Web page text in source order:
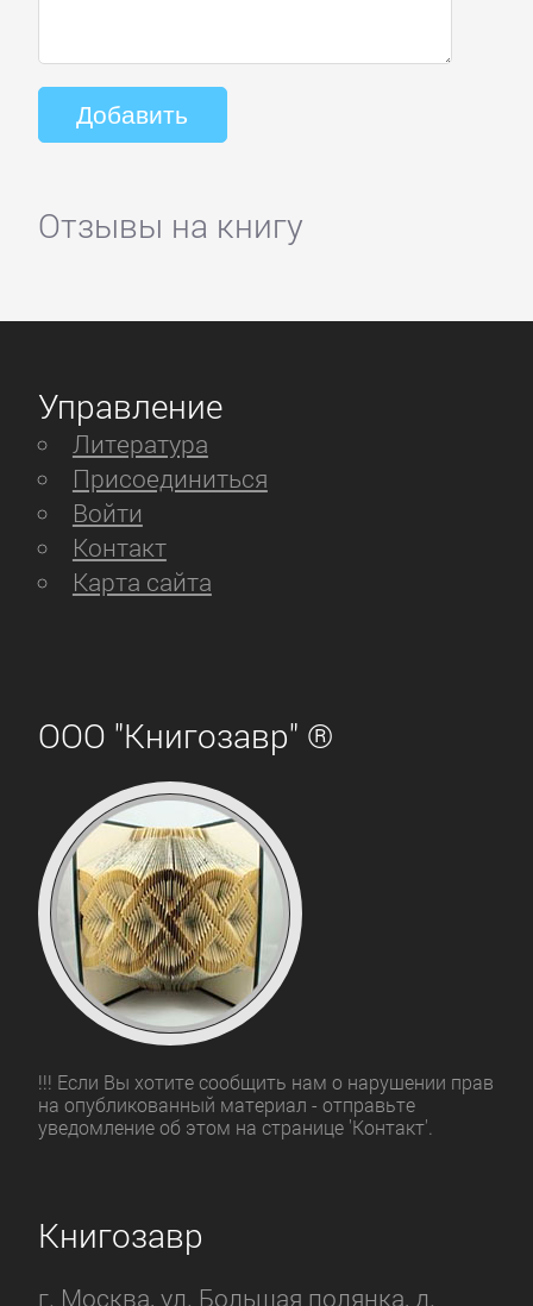
Отзывы на книгу
Управление
Литература
Присоединиться
Войти
Контакт
Карта сайта
ООО "Книгозавр" ®
!!! Если Вы хотите сообщить нам о нарушении прав
на опубликованный материал - отправьте
уведомление об этом на странице 'Контакт'.
Книгозавр
г. Москва, ул. Большая полянка, д.